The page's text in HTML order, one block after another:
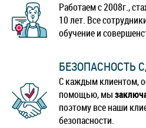
Работаем с 2008г.,
10 лет. Все
обучение и
БЕЗОПАСНОСТЬ
С каждым клиентом,
помощью, мы
поэтому все наши
безопасности.